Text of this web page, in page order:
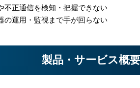
不正通信を検知・把握できない
の運用・監視まで手が回らない
製品・サービス概要